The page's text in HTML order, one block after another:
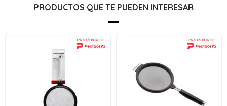
PRODUCTOS QUE TE PUEDEN INTERESAR